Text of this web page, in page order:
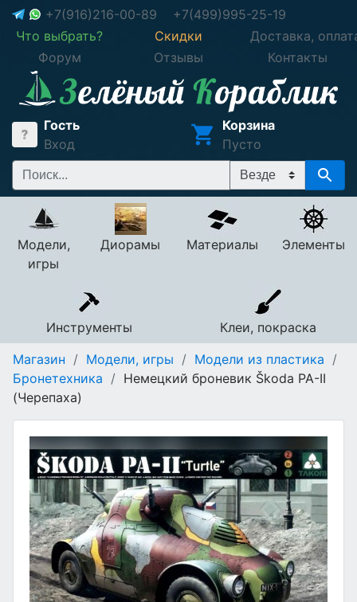
+7(916)216-00-89
+7(499)995-25-19
Что выбрать?
Скидки
Доставка,
Форум
Отзывы Контакты
Гость
Вход
Корзина
Пусто
Модели,
игры
Диорамы Материалы Элементы
Инструменты
Клеи, покраска
Магазин / Модели, игры / Модели из пластика /
Бронетехника / Немецкий броневик Škoda PA-II
(Черепаха)